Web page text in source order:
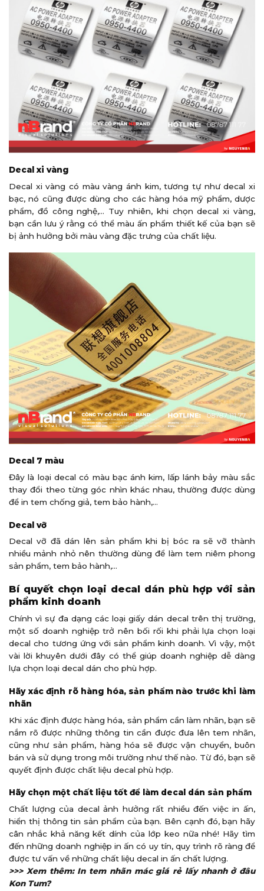
Decal xi vàng
Decal xi vàng có màu vàng ánh kim, tương tự như decal xi
bạc, nó cũng được dùng cho các hàng hóa mỹ phẩm, dược
phẩm, đồ công nghệ,… Tuy nhiên, khi chọn decal xi vàng,
bạn cần lưu ý rằng có thể màu ấn phẩm thiết kế của bạn sẽ
bị ảnh hưởng bởi màu vàng đặc trưng của chất liệu.
Decal 7 màu
Đây là loại decal có màu bạc ánh kim, lấp lánh bảy màu sắc
thay đổi theo từng góc nhìn khác nhau, thường được dùng
để in tem chống giả, tem bảo hành,…
Decal vỡ
Decal vỡ đã dán lên sản phẩm khi bị bóc ra sẽ vỡ thành
nhiều mảnh nhỏ nên thường dùng để làm tem niêm phong
sản phẩm, tem bảo hành,…
Bí quyết chọn loại decal dán phù hợp với sản
phẩm kinh doanh
Chính vì sự đa dạng các loại giấy dán decal trên thị trường,
một số doanh nghiệp trở nên bối rối khi phải lựa chọn loại
decal cho tương ứng với sản phẩm kinh doanh. Vì vậy, một
vài lời khuyên dưới đây có thể giúp doanh nghiệp dễ dàng
lựa chọn loại decal dán cho phù hợp.
Hãy xác định rõ hàng hóa, sản phẩm nào trước khi làm
nhãn
Khi xác định được hàng hóa, sản phẩm cần làm nhãn, bạn sẽ
nắm rõ được những thông tin cần được đưa lên tem nhãn,
cũng như sản phẩm, hàng hóa sẽ được vận chuyển, buôn
bán và sử dụng trong môi trường như thế nào. Từ đó, bạn sẽ
quyết định được chất liệu decal phù hợp.
Hãy chọn một chất liệu tốt để làm decal dán sản phẩm
Chất lượng của decal ảnh hưởng rất nhiều đến việc in ấn,
hiển thị thông tin sản phẩm của bạn. Bên cạnh đó, bạn hãy
cân nhắc khả năng kết dính của lớp keo nữa nhé! Hãy tìm
đến những doanh nghiệp in ấn có uy tín, quy trình rõ ràng để
được tư vấn về những chất liệu decal in ấn chất lượng.
>>> Xem thêm: In tem nhãn mác giá rẻ lấy nhanh ở đâu
Kon Tum?